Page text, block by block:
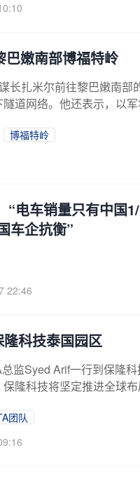
巴嫩南部博福特岭
长扎米尔前往黎巴嫩南
道网络。他还表示，以
博福特岭
“电车销量只有中国
车企抗衡”
22:46
科技泰国园区
监Syed Arif一行到保隆
隆科技将坚定推进全球
团队